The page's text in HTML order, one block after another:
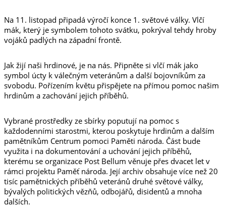
Na 11. listopad připadá výročí konce 1. světové války. Vlčí
mák, který je symbolem tohoto svátku, pokrýval tehdy hroby
vojáků padlých na západní frontě.
Jak žijí naši hrdinové, je na nás. Připněte si vlčí mák jako
symbol úcty k válečným veteránům a další bojovníkům za
svobodu. Pořízením květu přispějete na přímou pomoc našim
hrdinům a zachování jejich příběhů.
Vybrané prostředky ze sbírky poputují na pomoc s
každodenními starostmi, kterou poskytuje hrdinům a dalším
pamětníkům Centrum pomoci Paměti národa. Část bude
využita i na dokumentování a uchování jejich příběhů,
kterému se organizace Post Bellum věnuje přes dvacet let v
rámci projektu Paměť národa. Její archiv obsahuje více než 20
tisíc pamětnických příběhů veteránů druhé světové války,
bývalých politických vězňů, odbojářů, disidentů a mnoha
dalších.